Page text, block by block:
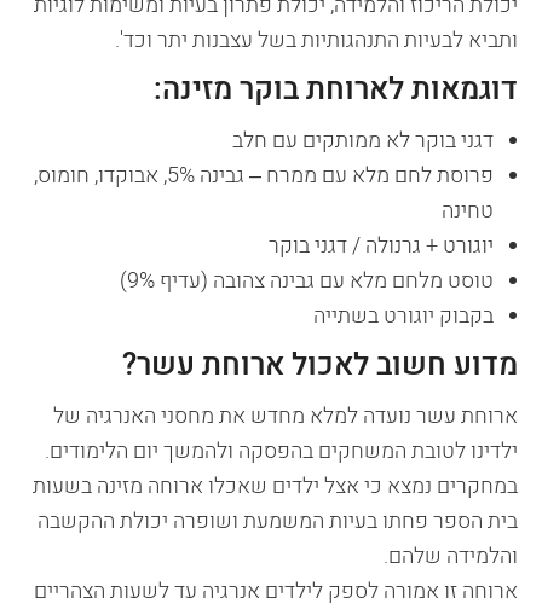
ותביא לבעיות התנהגותיות בשל עצבנות יתר וכד'.
דוגמאות לארוחת בוקר מזינה:
דגני בוקר לא ממותקים עם חלב
פרוסת לחם מלא עם ממרח – גבינה 5%, אבוקדו, חומוס,
טחינה
יוגורט + גרנולה / דגני בוקר
טוסט מלחם מלא עם גבינה צהובה (עדיף 9%)
בקבוק יוגורט בשתייה
מדוע חשוב לאכול ארוחת עשר?
ארוחת עשר נועדה למלא מחדש את מחסני האנרגיה של
ילדינו לטובת המשחקים בהפסקה ולהמשך יום הלימודים.
במחקרים נמצא כי אצל ילדים שאכלו ארוחה מזינה בשעות
בית הספר פחתו בעיות המשמעת ושופרה יכולת ההקשבה
והלמידה שלהם.
ארוחה זו אמורה לספק לילדים אנרגיה עד לשעות הצהריים